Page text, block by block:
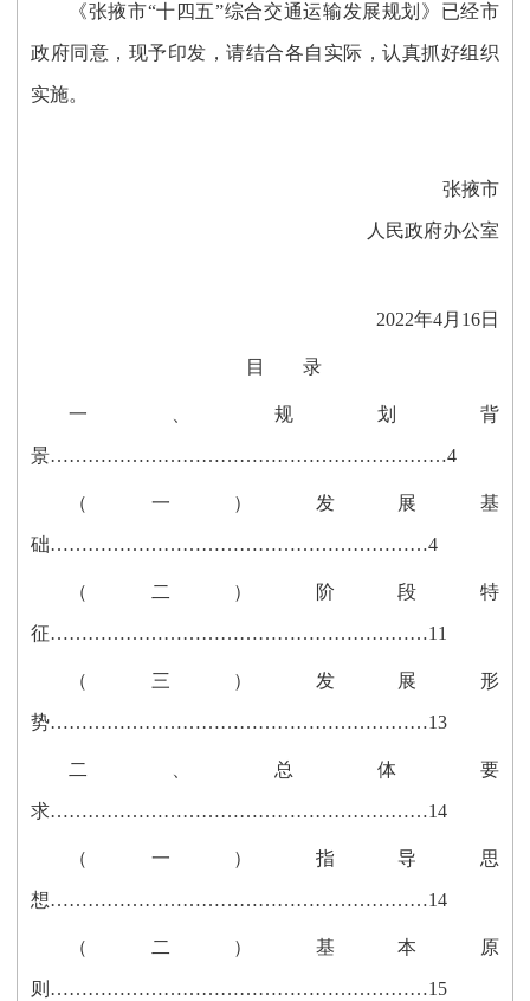
《张掖市“十四五”综合交通运输发展规划》已经市
政府同意，现予印发，请结合各自实际，认真抓好组织
实施。
张掖市
人民政府办公室
2022年4月16日
目 录
一、规划背
景………………………………………………………4
（一）发展基
础……………………………………………………4
（二）阶段特
征……………………………………………………11
（三）发展形
势……………………………………………………13
二、总体要
求……………………………………………………14
（一）指导思
想……………………………………………………14
（二）基本原
则……………………………………………………15